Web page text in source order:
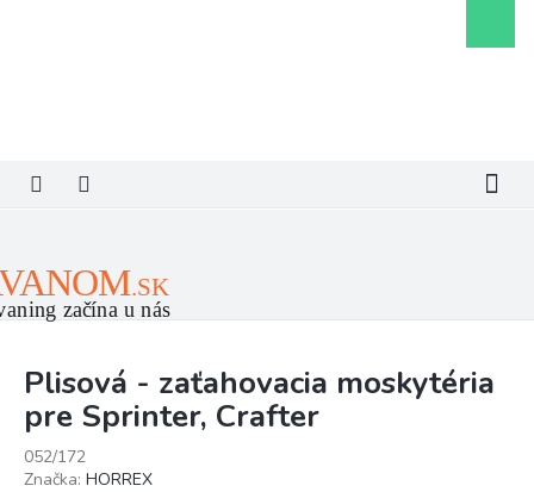
košík
Plisová - zaťahovacia moskytéria
pre Sprinter, Crafter
052/172
Značka: HORREX